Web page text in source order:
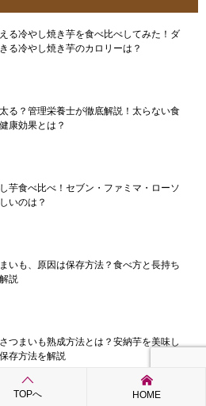
る冷やし焼き芋を食べ比べしてみた！ダ
る冷やし焼き芋のカロリーは？
る？管理栄養士が徹底解説！太らない食
康効果とは？
芋食べ比べ！セブン・ファミマ・ローソ
いのは？
いも、原因は保存方法？食べ方と長持ち
説
つまいも熟成方法とは？安納芋を美味し
存方法を解説
TOPへ HOME